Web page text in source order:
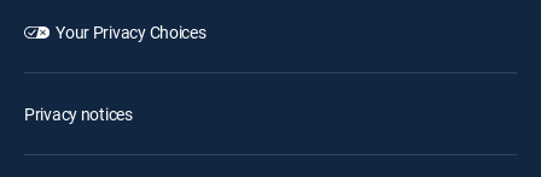
Your Privacy Choices
Privacy notices